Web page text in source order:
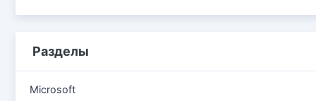
Разделы
Microsoft